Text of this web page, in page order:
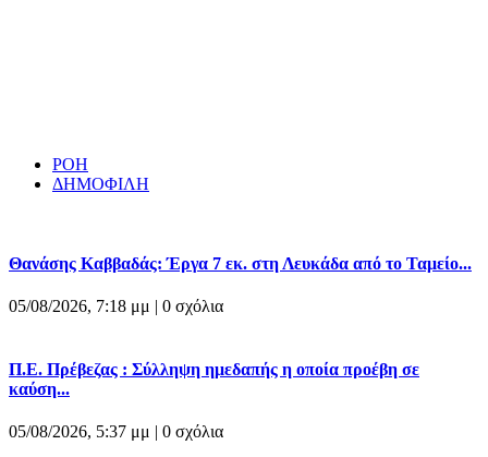
ΡΟΗ
ΔΗΜΟΦΙΛΗ
Θανάσης Καββαδάς: Έργα 7 εκ. στη Λευκάδα από το Ταμείο...
05/08/2026, 7:18 μμ | 0 σχόλια
Π.Ε. Πρέβεζας : Σύλληψη ημεδαπής η οποία προέβη σε
καύση...
05/08/2026, 5:37 μμ | 0 σχόλια